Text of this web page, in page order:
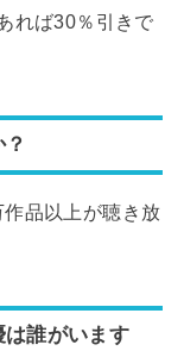
れば30％引きで
品以上が聴き放
誰がいます